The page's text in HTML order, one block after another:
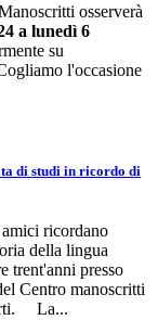
osserverà
a lunedì 6
su
l'occasione
di studi in ricordo di
ricordano
della lingua
trent'anni presso
Centro manoscritti
La...